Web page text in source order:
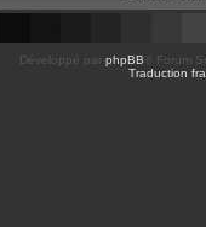
Développé par phpBB ® Forum
Traduction